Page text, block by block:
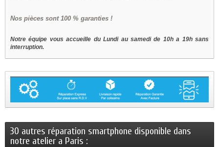
Nos pièces sont 100 % garanties !
Notre équipe vous accueille du Lundi au samedi de 10h a 19h sans
interruption.
30 autres réparation smartphone disponible dans
notre atelier a Paris :